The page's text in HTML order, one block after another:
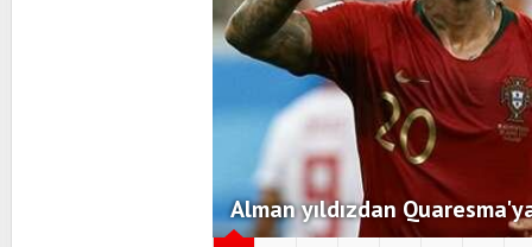
Alman yıldızdan